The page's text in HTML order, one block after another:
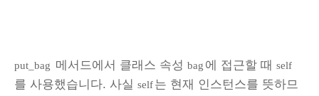
put_bag 메서드에서 클래스 속성 bag 에 접근할 때 self
를 사용했습니다. 사실 self는 현재 인스턴스를 뜻하므